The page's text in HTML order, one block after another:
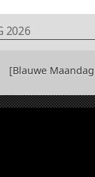
2026
[Blauwe